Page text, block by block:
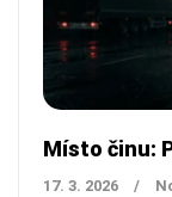
Místo činu:
17. 3. 2026 /